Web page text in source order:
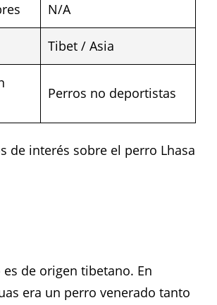
N/A
Tibet / Asia
Perros no deportistas
de interés sobre el perro Lhasa
es de origen tibetano. En
era un perro venerado tanto